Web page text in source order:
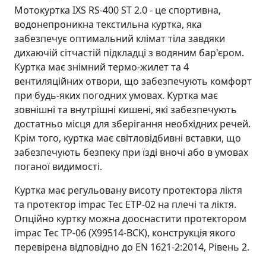
Мотокуртка IXS RS-400 ST 2.0 - це спортивна,
водонепроникна текстильна куртка, яка
забезпечує оптимальний клімат тіла завдяки
дихаючій сітчастій підкладці з водяним бар'єром.
Куртка має знімний термо-жилет та 4
вентиляційних отвори, що забезпечують комфорт
при будь-яких погодних умовах. Куртка має
зовнішні та внутрішні кишені, які забезпечують
достатньо місця для зберігання необхідних речей.
Крім того, куртка має світловідбивні вставки, що
забезпечують безпеку при їзді вночі або в умовах
поганої видимості.
Куртка має регульовану висоту протектора ліктя
та протектор impac Tec ETP-02 на плечі та ліктя.
Опційно куртку можна дооснастити протектором
impac Tec TP-06 (X99514-BCK), конструкція якого
перевірена відповідно до EN 1621-2:2014, Рівень 2.